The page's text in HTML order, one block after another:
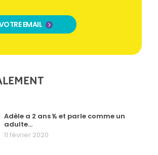
EMAIL
Adèle a 2 ans ½ et parle comme un
adulte…
11 février 2020